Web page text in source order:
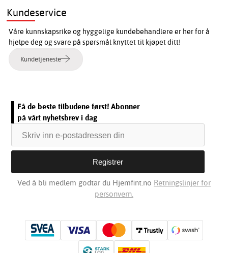
Kundeservice
Våre kunnskapsrike og hyggelige kundebehandlere er her for å
hjelpe deg og svare på spørsmål knyttet til kjøpet ditt!
Kundetjeneste
Få de beste tilbudene først! Abonner
på vårt nyhetsbrev i dag
Ved å bli medlem godtar du Hjemfint.no Retningslinjer for
personvern.